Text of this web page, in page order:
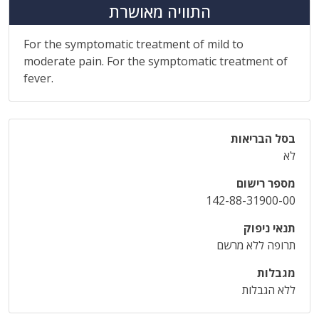
התוויה מאושרת
For the symptomatic treatment of mild to
moderate pain. For the symptomatic treatment of
fever.
בסל הבריאות
לא
מספר רישום
142-88-31900-00
תנאי ניפוק
תרופה ללא מרשם
מגבלות
ללא הגבלות